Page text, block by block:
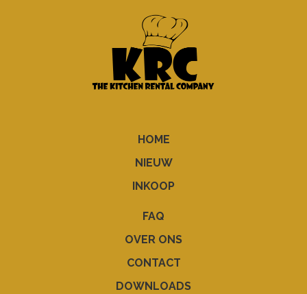
HOME
NIEUW
INKOOP
FAQ
OVER ONS
CONTACT
DOWNLOADS